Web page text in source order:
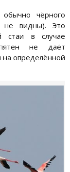
чёрного
не видны). Это
стаи в случае
не даёт
на определённой